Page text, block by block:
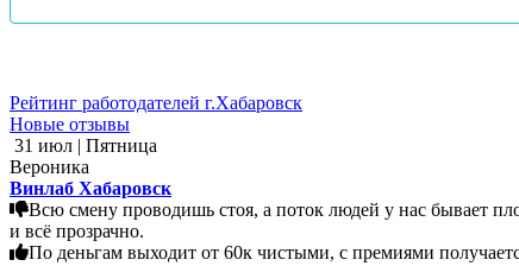
Рейтинг работодателей г.Хабаровск
Новые отзывы
31 июл | Пятница
Вероника
Винлаб Хабаровск
Всю смену проводишь стоя, а поток людей у нас бывает
и всё прозрачно.
По деньгам выходит от 60к чистыми, с премиями